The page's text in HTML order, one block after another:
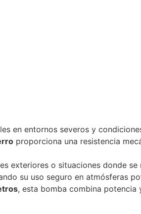
en entornos severos y
proporciona una resistencia
exteriores o situaciones donde
su uso seguro en atmósferas
, esta bomba combina potencia